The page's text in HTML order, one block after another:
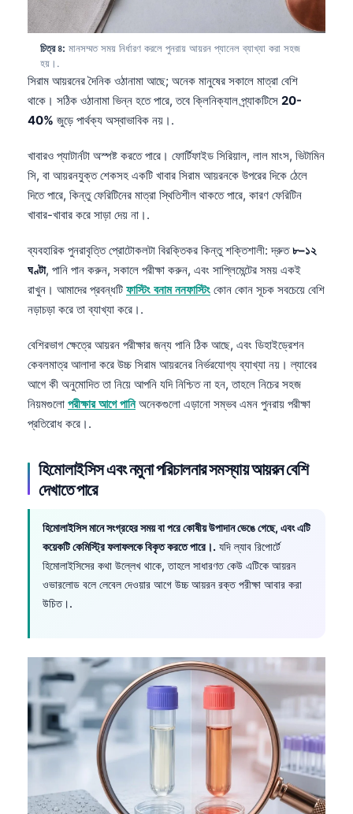
চিত্র ৪: মানসম্মত সময় নির্ধারণ করলে পুনরায় আয়রন প্যানেল ব্যাখ্যা করা সহজ
হয়।.
সিরাম আয়রনের দৈনিক ওঠানামা আছে; অনেক মানুষের সকালে মাত্রা বেশি
থাকে। সঠিক ওঠানামা ভিন্ন হতে পারে, তবে ক্লিনিক্যাল প্র্যাকটিসে 20-
40% জুড়ে পার্থক্য অস্বাভাবিক নয়।.
খাবারও প্যাটার্নটা অস্পষ্ট করতে পারে। ফোর্টিফাইড সিরিয়াল, লাল মাংস, ভিটামিন
সি, বা আয়রনযুক্ত শেকসহ একটি খাবার সিরাম আয়রনকে উপরের দিকে ঠেলে
দিতে পারে, কিন্তু ফেরিটিনের মাত্রা স্থিতিশীল থাকতে পারে, কারণ ফেরিটিন
খাবার-খাবার করে সাড়া দেয় না।.
ব্যবহারিক পুনরাবৃত্তি প্রোটোকলটা বিরক্তিকর কিন্তু শক্তিশালী: দ্রুত৮–১২
ঘণ্টা, পানি পান করুন, সকালে পরীক্ষা করুন, এবং সাপ্লিমেন্টের সময় একই
রাখুন। আমাদের প্রবন্ধটি ফাস্টিং বনাম ননফাস্টিং কোন কোন সূচক সবচেয়ে বেশি
নড়াচড়া করে তা ব্যাখ্যা করে।.
বেশিরভাগ ক্ষেত্রে আয়রন পরীক্ষার জন্য পানি ঠিক আছে, এবং ডিহাইড্রেশন
কেবলমাত্র আলাদা করে উচ্চ সিরাম আয়রনের নির্ভরযোগ্য ব্যাখ্যা নয়। ল্যাবের
আগে কী অনুমোদিত তা নিয়ে আপনি যদি নিশ্চিত না হন, তাহলে নিচের সহজ
নিয়মগুলো পরীক্ষার আগে পানিঅনেকগুলো এড়ানো সম্ভব এমন পুনরায় পরীক্ষা
প্রতিরোধ করে।.
হিমোলাইসিস এবং নমুনা পরিচালনার সমস্যায় আয়রন বেশি
দেখাতে পারে
হিমোলাইসিস মানে সংগ্রহের সময় বা পরে কোষীয় উপাদান ভেঙে গেছে, এবং এটি
কয়েকটি কেমিস্ট্রি ফলাফলকে বিকৃত করতে পারে।. যদি ল্যাব রিপোর্টে
হিমোলাইসিসের কথা উল্লেখ থাকে, তাহলে সাধারণত কেউ এটিকে আয়রন
ওভারলোড বলে লেবেল দেওয়ার আগে উচ্চ আয়রন রক্ত পরীক্ষা আবার করা
উচিত।.